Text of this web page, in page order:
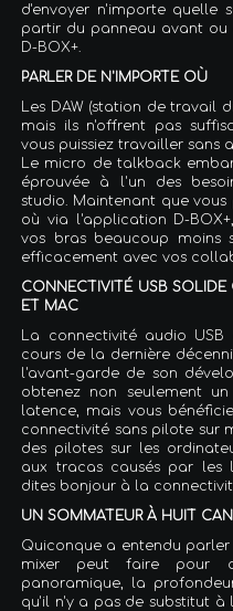
d'envoyer n'importe quelle
partir du panneau avant
D-BOX+.
PARLER DE N'IMPORTE OÙ
Les DAW (station de travail
mais ils n'offrent pas
vous puissiez travailler sans
Le micro de talkback
éprouvée à l'un des
studio. Maintenant que
où via l'application D-
vos bras beaucoup moins
efficacement avec vos
CONNECTIVITÉ USB
ET MAC
La connectivité audio
cours de la dernière
l'avant-garde de son
obtenez non seulement
latence, mais vous
connectivité sans pilote sur
des pilotes sur les
aux tracas causés par les
dites bonjour à la
UN SOMMATEUR À HUIT
Quiconque a entendu
mixer peut faire pour
panoramique, la
qu'il n'y a pas de substitut